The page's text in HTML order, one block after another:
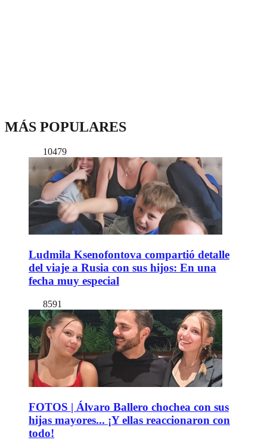
MÁS POPULARES
10479
Ludmila Ksenofontova compartió detalle
del viaje a Rusia con sus hijos: En una
fecha muy especial
8591
FOTOS | Álvaro Ballero chochea con sus
hijas mayores... ¡Y ellas reaccionaron con
todo!